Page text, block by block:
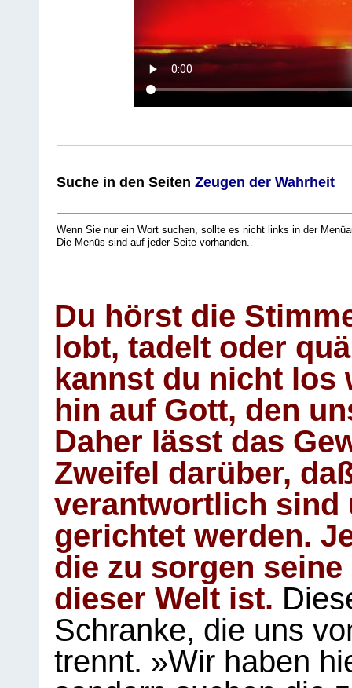
Suche in den Seiten Zeugen der Wahrheit
Wenn Sie nur ein Wort suchen, sollte es nicht links in der
Die Menüs sind auf jeder Seite vorhanden.
Du hörst die
lobt, tadelt oder
kannst du nicht los
hin auf Gott, den
Daher lässt das
Zweifel darüber,
verantwortlich sind
gerichtet werden.
die zu sorgen
dieser Welt ist.
Schranke, die uns
trennt. »Wir haben